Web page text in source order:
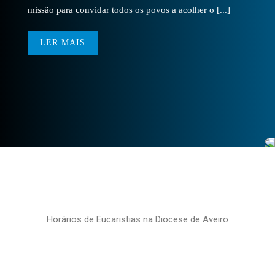
missão para convidar todos os povos a acolher o [...]
LER MAIS
Horários de Eucaristias na Diocese de Aveiro